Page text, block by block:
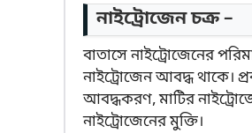
নাইট্রোজেন চক্র –
বাতাসে নাইট্রোজেনের
নাইট্রোজেন আবদ্ধ থাকে।
আবদ্ধকরণ, মাটির
নাইট্রোজেনের মুক্তি।